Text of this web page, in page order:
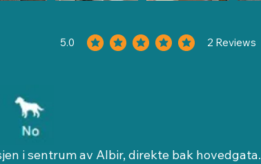
i sentrum av Albir, direkte bak hovedgata.
5.0 2 Reviews
gjennomsnittlig vurdering er 5 av 5, basert